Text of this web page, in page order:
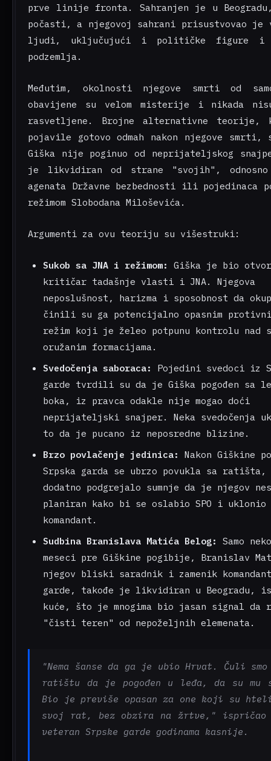
prve linije fronta. Sahranjen je u
počasti, a njegovoj sahrani prisustvovao
ljudi, uključujući i političke figure i
podzemlja.
Međutim, okolnosti njegove smrti od
obavijene su velom misterije i nikada
rasvetljene. Brojne alternativne teorije,
pojavile gotovo odmah nakon njegove smrti,
Giška nije poginuo od neprijateljskog
je likvidiran od strane "svojih",
agenata Državne bezbednosti ili pojedinaca
režimom Slobodana Miloševića.
Argumenti za ovu teoriju su višestruki:
Sukob sa JNA i režimom: Giška je bio
kritičar tadašnje vlasti i JNA. Njegova
neposlušnost, harizma i sposobnost da
činili su ga potencijalno opasnim
režim koji je želeo potpunu kontrolu nad
oružanim formacijama.
Svedočenja saboraca:
Pojedini svedoci iz
garde tvrdili su da je Giška pogođen sa
boka, iz pravca odakle nije mogao doći
neprijateljski snajper. Neka svedočenja
to da je pucano iz neposredne blizine.
Brzo povlačenje jedinica: Nakon Giškine
Srpska garda se ubrzo povukla sa
dodatno podgrejalo sumnje da je njegov
planiran kako bi se oslabio SPO i uklonio
komandant.
Sudbina Branislava Matića Belog: Samo
meseci pre Giškine pogibije, Branislav
njegov bliski saradnik i zamenik
garde, takođe je likvidiran u Beogradu,
kuće, što je mnogima bio jasan signal da
"čisti teren" od nepoželjnih elemenata.
"Nema šanse da ga je ubio Hrvat. Čuli
ratištu da je pogođen u leđa, da su mu
Bio je previše opasan za one koji su
svoj rat, bez obzira na žrtve," ispričao
veteran Srpske garde godinama kasnije.